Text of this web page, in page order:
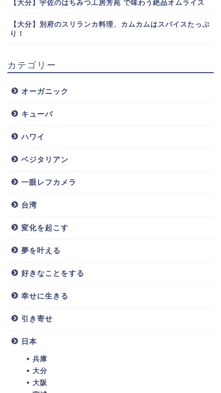
【大分】宇佐のはちみつ工房芳苑 で味わう絶品オムライス
【大分】別府のスリランカ料理、カムカムはスパイスたっぷ
り！
カテゴリー
オーガニック
キューバ
ハワイ
ベジタリアン
一眼レフカメラ
台湾
変化を起こす
夢を叶える
好きなことをする
幸せに生きる
引き寄せ
日本
兵庫
大分
大阪